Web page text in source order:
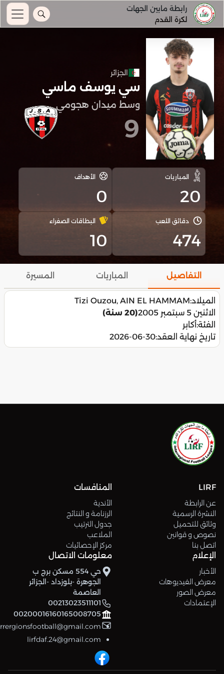
رابطة مابين الجهات
لكرة القدم
الجزائر
سي يوسف ماسي
وسط ميدان هجومي
9
المباريات
20
الأهداف
0
دقائق اللعب
474
البطاقات الصفراء
10
التفاصيل المباريات المسيرة
الميلاد:Tizi Ouzou, AIN EL HAMMAM
الاثنين 5 سبتمبر 2005
(20 سنة)
الفئة:أكابر
تاريخ نهاية العقد:2026-06-30
LIRF
عن الرابطة
النشرة الرسمية
وثائق للتحميل
نصوص و قوانين
اتصل بنا
المنافسات
الأندية
الرزنامة و النتائج
جدول الترتيب
الملاعب
مركز الإحصائيات
الإعلام
الأخبار
معرض الفيديوهات
معرض الصور
الإعتمادات
معلومات الاتصال
حي 554 مسكن برج ب
الجوهرة -بلوزداد -الجزائر
العاصمة
00213023511101
00200016160165008705
lirfdaf.24@gmail.com